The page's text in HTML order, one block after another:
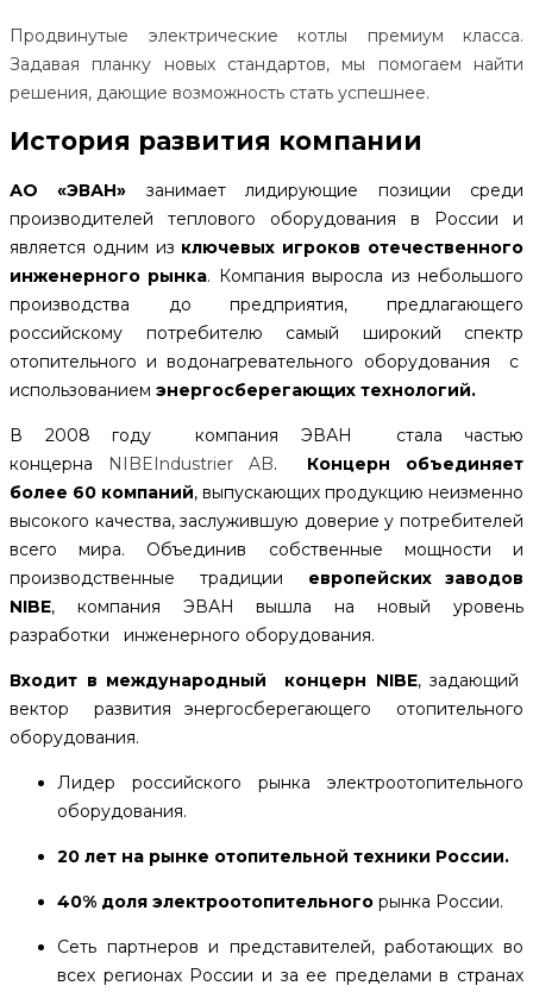
Продвинутые электрические котлы премиум класса.
Задавая планку новых стандартов, мы помогаем найти
решения, дающие возможность стать успешнее.
История развития компании
АО «ЭВАН» занимает лидирующие позиции среди
производителей теплового оборудования в России и
является одним из ключевых игроков отечественного
инженерного рынка. Компания выросла из небольшого
производства до предприятия, предлагающего
российскому потребителю самый широкий спектр
отопительного и водонагревательного оборудования с
использованием энергосберегающих технологий.
В 2008 году компания ЭВАН стала частью
концерна
NIBEIndustrier AB. Концерн объединяет
более 60 компаний, выпускающих продукцию неизменно
высокого качества, заслужившую доверие у потребителей
всего мира. Объединив собственные мощности и
производственные традиции европейских заводов
NIBE, компания ЭВАН вышла на новый уровень
разработки инженерного оборудования.
Входит в международный концерн NIBE, задающий
вектор развития энергосберегающего отопительного
оборудования.
Лидер российского рынка электроотопительного
оборудования.
20 лет на рынке отопительной техники России.
40% доля электроотопительного рынка России.
Сеть партнеров и представителей, работающих во
всех регионах России и за ее пределами в странах